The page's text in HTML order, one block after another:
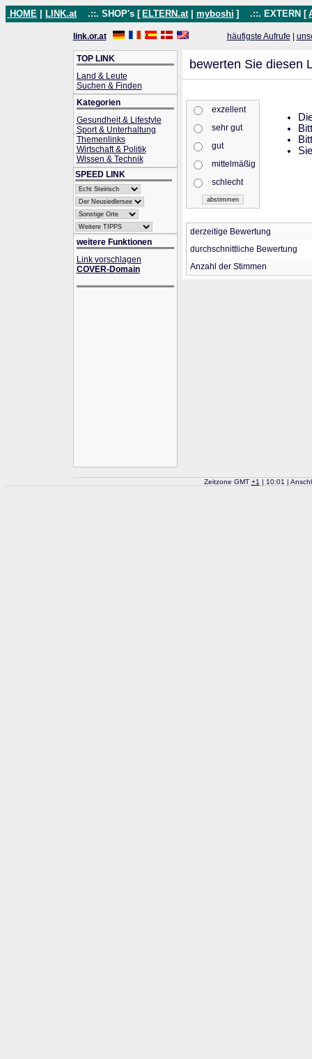
HOME LINK.at .::. SHOP's [ ELTERN.at myboshi ] .::. EXTERN [
link.or.at häufigste Aufrufe
TOP LINK
Land & Leute
Suchen & Finden
Kategorien
Gesundheit & Lifestyle
Sport & Unterhaltung
Themenlinks
Wirtschaft & Politik
Wissen & Technik
SPEED LINK
weitere Funktionen
Link vorschlagen
COVER-Domain
bewerten Sie diesen
exzellent
sehr gut
gut
mittelmäßig
schlecht
derzeitige Bewertung
durchschnittliche Bewertung
Anzahl der Stimmen
Zeitzone GMT +1 | 10:01 |